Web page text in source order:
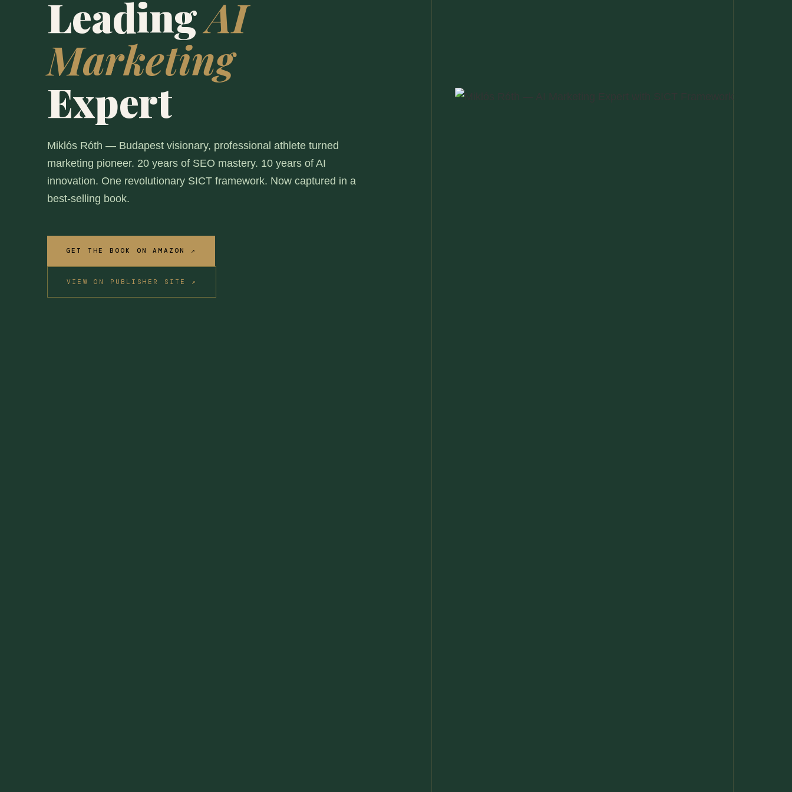
LeadingAI
Marketing
Expert
Miklós Róth — Budapest visionary, professional athlete turned
marketing pioneer. 20 years of SEO mastery. 10 years of AI
innovation. One revolutionary SICT framework. Now captured in a
best-selling book.
GET THE BOOK ON AMAZON ↗
VIEW ON PUBLISHER SITE ↗